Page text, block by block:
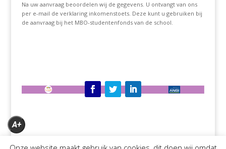
Na uw aanvraag beoordelen wij de gegevens. U ontvangt van ons
per e-mail de verklaring inkomenstoets. Deze kunt u gebruiken bij
de aanvraag bij het MBO-studentenfonds van de school.
A+